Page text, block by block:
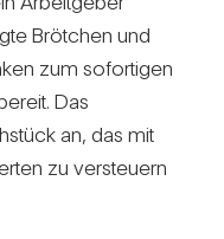
Bröt­chen und
zum sofor­tigen
Das
an, das mit
zu ver­steuern